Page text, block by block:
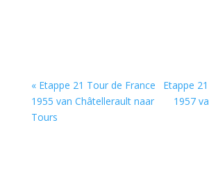
« Etappe 21 Tour de France
1955 van Châtellerault naar
Tours
Etappe
1957